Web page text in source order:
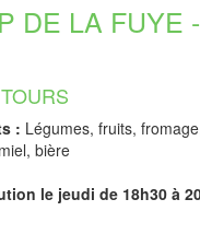
DE LA FUYE
TOURS
: Légumes, fruits,
bière
le jeudi de 18h30 à